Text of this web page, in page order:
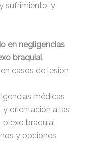
sufrimiento, y
en negligencias
braquial
casos de lesión
médicas
y orientación a las
braquial,
y opciones